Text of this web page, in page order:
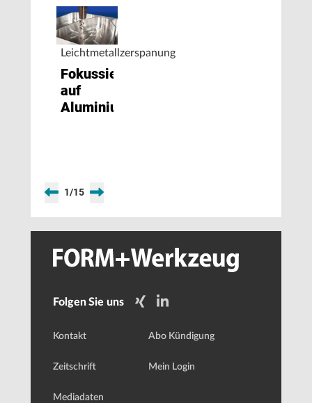
Leichtmetallzerspanung
Fokussiert
auf
Aluminium
1/15
Folgen Sie uns
Kontakt
Zeitschrift
Mediadaten
Abo Kündigung
Mein Login